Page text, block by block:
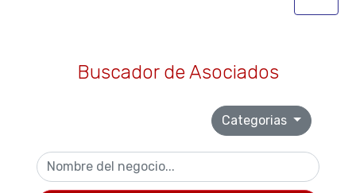
Buscador de Asociados
Categorias